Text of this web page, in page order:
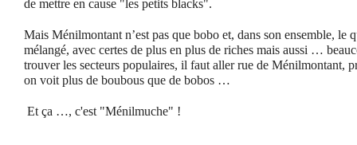
de mettre en cause "les petits blacks".
Mais Ménilmontant n’est pas que bobo et, dans son ensemble, le
mélangé, avec certes de plus en plus de riches mais aussi …
trouver les secteurs populaires, il faut aller rue de Ménilmontant,
on voit plus de boubous que de bobos …
Et ça …, c'est "Ménilmuche" !